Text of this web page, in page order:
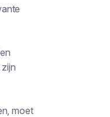
moet